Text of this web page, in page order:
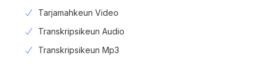
Tarjamahkeun Video
Transkripsikeun Audio
Transkripsikeun Mp3